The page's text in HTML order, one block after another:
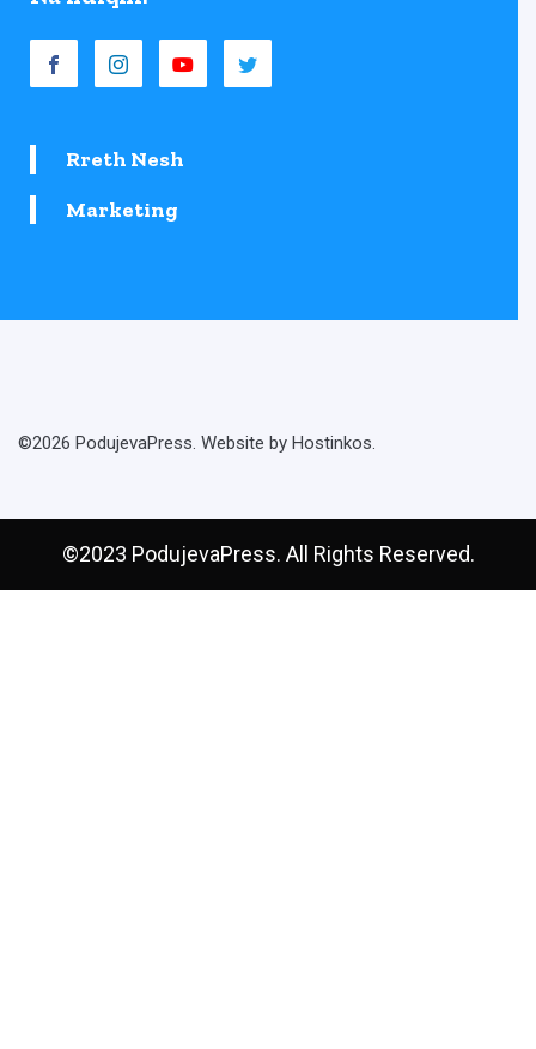
Rreth Nesh
Marketing
©2026 PodujevaPress. Website by Hostinkos.
©2023 PodujevaPress. All Rights Reserved.